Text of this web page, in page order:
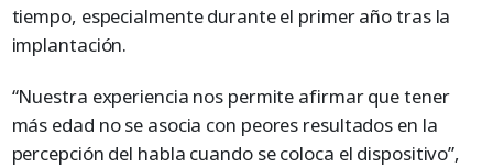
tiempo, especialmente durante el primer año tras la
implantación.
“Nuestra experiencia nos permite afirmar que tener
más edad no se asocia con peores resultados en la
percepción del habla cuando se coloca el dispositivo”,